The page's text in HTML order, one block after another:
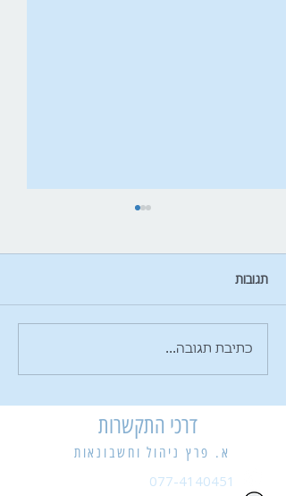
המידע מאת א.פרץ ניהול
תגובות
כתיבת תגובה...
דרכי התקשרות
א. פרץ ניהול וחשבונאות
077-4140451